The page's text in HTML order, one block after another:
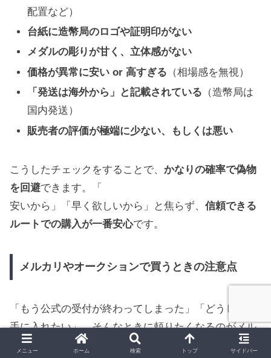
配置など）
台紙に造幣局のロゴや証明印がない
メダルの彫りが甘く、立体感がない
価格が異常に安い or 高すぎる （相場感を無視）
「発送は海外から」と記載されている （造幣局は
国内発送）
販売者の評価が極端に少ない、もしくは悪い
こうしたチェックをすることで、 かなりの確率で偽物
を回避できます。「
安いから」「早く欲しいから」と焦らず、 信頼できる
ルートでの購入が一番安心です。
メルカリやオークションで買うときの注意点
「もう公式の受付が終わってしまった」「どうしても
手に入れたい」…そんなときに頼りたくなるのがメル
カリやヤフオクなどのフリマ・オークションサイト。
メニュー ホーム 検索 トップ サイドバー